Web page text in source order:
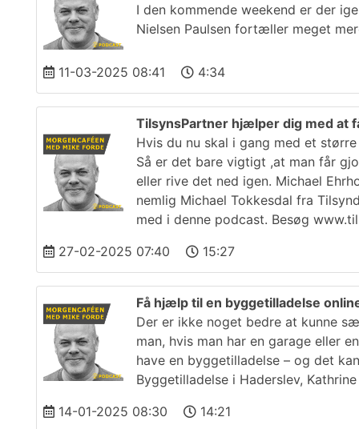
I den kommende weekend er der
Nielsen Paulsen fortæller meget
11-03-2025 08:41 4:34
TilsynsPartner hjælper dig med at
Hvis du nu skal i gang med et
Så er det bare vigtigt ,at man får
eller rive det ned igen. Michael
nemlig Michael Tokkesdal fra
med i denne podcast. Besøg
27-02-2025 07:40
15:27
Få hjælp til en byggetilladelse
Der er ikke noget bedre at kunne
man, hvis man har en garage eller
have en byggetilladelse – og det
Byggetilladelse i Haderslev,
14-01-2025 08:30
14:21